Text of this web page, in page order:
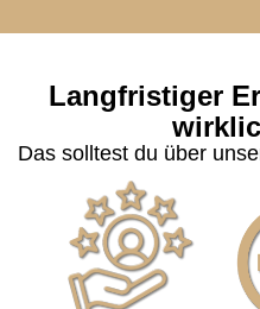
Langfristiger
Das solltest du über